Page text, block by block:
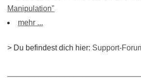
Manipulation"
mehr ...
> Du befindest dich hier: Support-